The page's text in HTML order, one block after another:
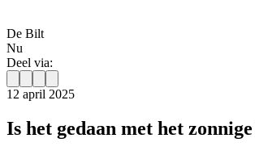
De Bilt
Nu
Deel via:
12 april 2025
Is het gedaan met het